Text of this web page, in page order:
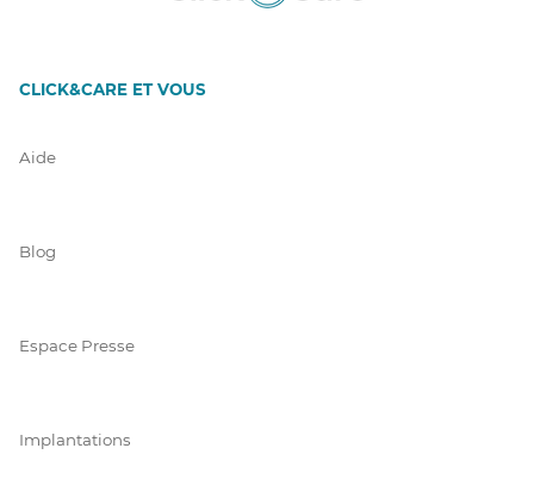
CLICK&CARE ET VOUS
Aide
Blog
Espace Presse
Implantations